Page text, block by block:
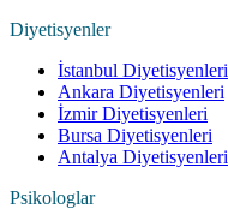
Diyetisyenler
İstanbul Diyetisyenleri
Ankara Diyetisyenleri
İzmir Diyetisyenleri
Bursa Diyetisyenleri
Antalya Diyetisyenleri
Psikologlar